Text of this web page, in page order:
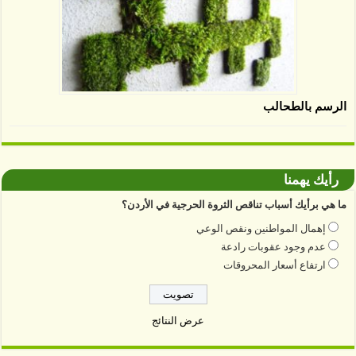
الرسم بالطحالب
رأيك يهمنا
ما هي برأيك أسباب تناقص الثروة الحرجية في الأردن؟
إهمال المواطنين ونقص الوعي
عدم وجود عقوبات رادعة
ارتفاع أسعار المحروقات
عرض النتائج